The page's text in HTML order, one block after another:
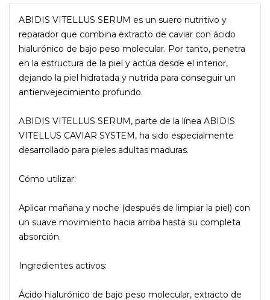
ABIDIS VITELLUS SERUM es un suero nutritivo y
reparador que combina extracto de caviar con ácido
hialurónico de bajo peso molecular. Por tanto, penetra
en la estructura de la piel y actúa desde el interior,
dejando la piel hidratada y nutrida para conseguir un
antienvejecimiento profundo.
ABIDIS VITELLUS SERUM, parte de la línea ABIDIS
VITELLUS CAVIAR SYSTEM, ha sido especialmente
desarrollado para pieles adultas maduras.
Cómo utilizar:
Aplicar mañana y noche (después de limpiar la piel) con
un suave movimiento hacia arriba hasta su completa
absorción.
Ingredientes activos:
Ácido hialurónico de bajo peso molecular, extracto de